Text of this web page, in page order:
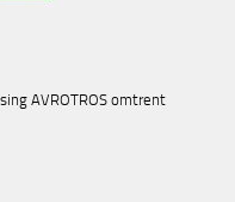
AVROTROS omtrent